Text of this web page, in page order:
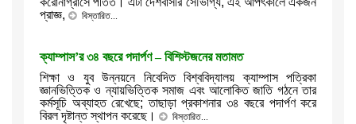
প্রাজ্ঞ,
বিস্তারিত...
ক্যাম্পাস’র ৩৪ বছরে পদার্পণ – বিশিস্টজনের মতামত
শিক্ষা ও যুব উন্নয়নে নিবেদিত বিশ্ববিদ্যালয় ক্যাম্পাস পত্রিকা
জ্ঞানভিত্তিক ও ন্যায়ভিত্তিক সমাজ এবং আলোকিত জাতি গঠনে তার
কর্মসূচি অব্যাহত রেখেছে; তাছাড়া প্রকাশনার ৩৪ বছরে পদার্পণ করে
বিরল দৃষ্টান্ত স্থাপন করেছে।
বিস্তারিত...